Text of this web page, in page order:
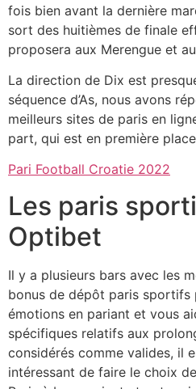
fois bien avant la dernière
sort des huitièmes de finale
proposera aux Merengue et
La direction de Dix est
séquence d’As, nous avons
meilleurs sites de paris en
part, qui est en première
Pari Football Croatie 2022
Les paris
Optibet
Il y a plusieurs bars avec les
bonus de dépôt paris sportifs
émotions en pariant et vous
spécifiques relatifs aux
considérés comme valides, il
intéressant de faire le choix